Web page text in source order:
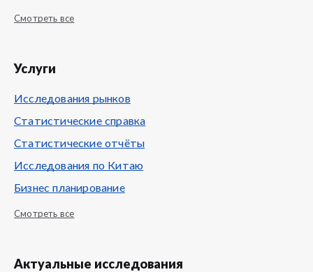
Смотреть все
Услуги
Исследования рынков
Статистические справка
Статистические отчёты
Исследования по Китаю
Бизнес планирование
Смотреть все
Актуальные исследования